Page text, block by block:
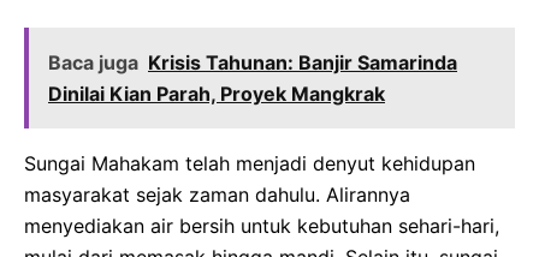
Baca juga Krisis Tahunan: Banjir Samarinda
Dinilai Kian Parah, Proyek Mangkrak
Sungai Mahakam telah menjadi denyut kehidupan
masyarakat sejak zaman dahulu. Alirannya
menyediakan air bersih untuk kebutuhan sehari-hari,